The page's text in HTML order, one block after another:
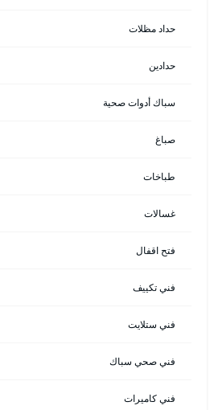
حداد مظلات
حدادين
سباك أدوات صحية
صباغ
طباخات
غسالات
فتح اقفال
فني تكييف
فني ستلايت
فني صحي سباك
فني كاميرات